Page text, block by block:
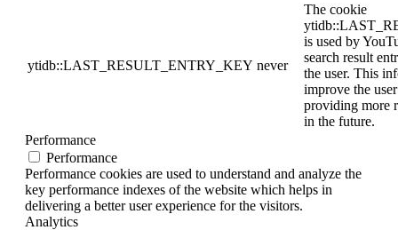
ytidb::LAST_RESULT_ENTRY_KEY never
The cookie
is used by
search result
the user. This
improve the
providing more
in the future.
Performance
Performance
Performance cookies are used to understand and analyze the
key performance indexes of the website which helps in
delivering a better user experience for the visitors.
Analytics